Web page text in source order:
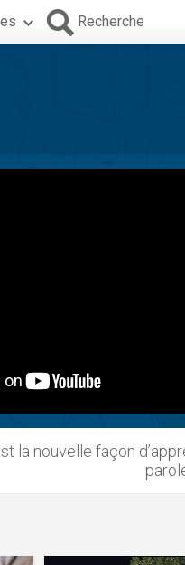
Recherche
la nouvelle façon